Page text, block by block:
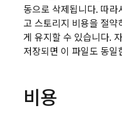
동으로 삭제됩니다. 따라
고 스토리지 비용을 절
게 유지할 수 있습니다.
저장되면 이 파일도 동
비용